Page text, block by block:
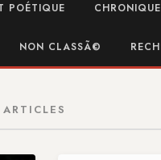
POÉTIQUE
NON CLASSÃ©